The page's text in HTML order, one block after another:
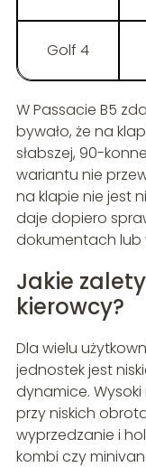
Golf 4
W Passacie B5
bywało, że na
słabszej, 90-
wariantu nie
na klapie nie jest
daje dopiero
dokumentach
Jakie
kierowcy?
Dla wielu
jednostek jest
dynamice.
przy niskich
wyprzedzanie i
kombi czy